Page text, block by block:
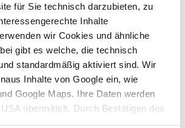
für Sie technisch darzubieten, zu
Inhalte
wir Cookies und ähnliche
gibt es welche, die technisch
standardmäßig aktiviert sind. Wir
Inhalte von Google ein, wie
Google Maps. Ihre Daten werden
übermittelt. Durch Bestätigen des
stimmen Sie der Verwendung zu.
Härting